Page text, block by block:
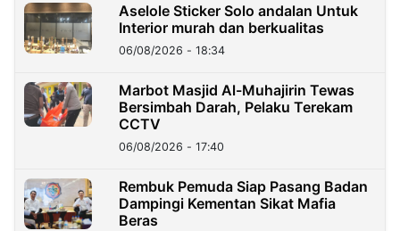
Aselole Sticker Solo andalan Untuk
Interior murah dan berkualitas
06/08/2026 - 18:34
Marbot Masjid Al-Muhajirin Tewas
Bersimbah Darah, Pelaku Terekam
CCTV
06/08/2026 - 17:40
Rembuk Pemuda Siap Pasang Badan
Dampingi Kementan Sikat Mafia
Beras